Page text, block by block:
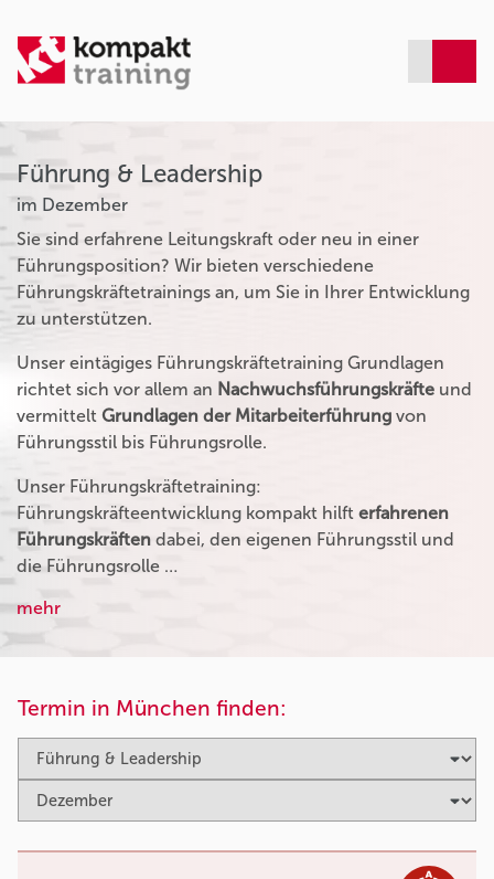
Führung & Leadership
im Dezember
Sie sind erfahrene Leitungskraft oder neu in einer
Führungsposition? Wir bieten verschiedene
Führungskräftetrainings an, um Sie in Ihrer Entwicklung
zu unterstützen.
Unser eintägiges Führungskräftetraining Grundlagen
richtet sich vor allem an Nachwuchsführungskräfte und
vermittelt Grundlagen der Mitarbeiterführung von
Führungsstil bis Führungsrolle.
Unser Führungskräftetraining:
Führungskräfteentwicklung kompakt hilft erfahrenen
Führungskräften dabei, den eigenen Führungsstil und
die Führungsrolle …
mehr
Termin in München finden: